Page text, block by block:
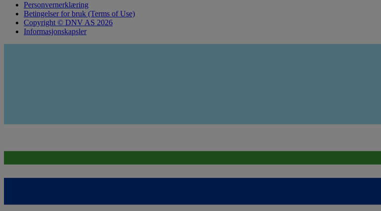
Personvernerklæring
Betingelser for bruk (Terms of Use)
Copyright © DNV AS 2026
Informasjonskapsler